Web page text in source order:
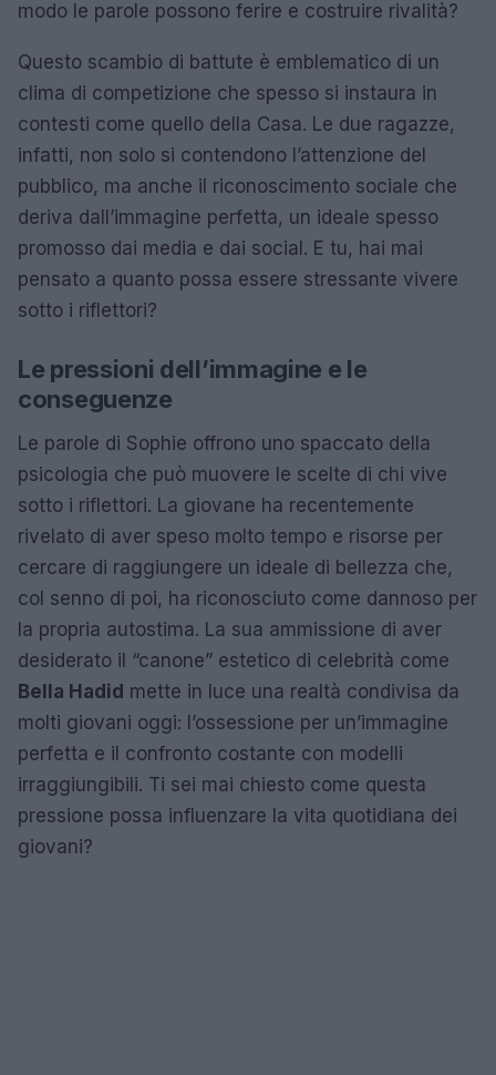
modo le parole possono ferire e costruire rivalità?
Questo scambio di battute è emblematico di un
clima di competizione che spesso si instaura in
contesti come quello della Casa. Le due ragazze,
infatti, non solo si contendono l’attenzione del
pubblico, ma anche il riconoscimento sociale che
deriva dall’immagine perfetta, un ideale spesso
promosso dai media e dai social. E tu, hai mai
pensato a quanto possa essere stressante vivere
sotto i riflettori?
Le pressioni dell’immagine e le
conseguenze
Le parole di Sophie offrono uno spaccato della
psicologia che può muovere le scelte di chi vive
sotto i riflettori. La giovane ha recentemente
rivelato di aver speso molto tempo e risorse per
cercare di raggiungere un ideale di bellezza che,
col senno di poi, ha riconosciuto come dannoso per
la propria autostima. La sua ammissione di aver
desiderato il “canone” estetico di celebrità come
Bella Hadid mette in luce una realtà condivisa da
molti giovani oggi: l’ossessione per un’immagine
perfetta e il confronto costante con modelli
irraggiungibili. Ti sei mai chiesto come questa
pressione possa influenzare la vita quotidiana dei
giovani?